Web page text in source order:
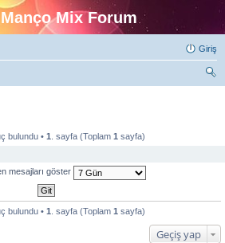
Mix Forum
Giriş
bulundu • 1 . sayfa (Toplam 1 sayfa)
mesajları göster
bulundu • 1 . sayfa (Toplam 1 sayfa)
Geçiş yap